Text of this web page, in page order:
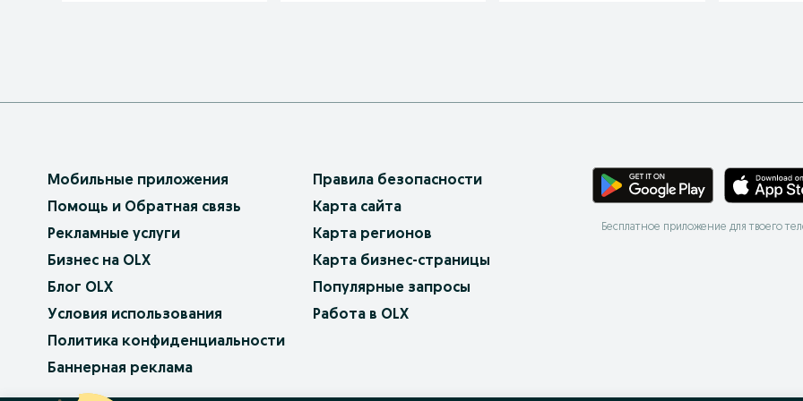
Мобильные приложения
Помощь и Обратная связь
Рекламные услуги
Бизнес на OLX
Блог OLX
Условия использования
Политика конфиденциальности
Баннерная реклама
Правила безопасности
Карта сайта
Карта регионов
Карта бизнес-страницы
Популярные запросы
Работа в OLX
Бесплатное приложение для твоего